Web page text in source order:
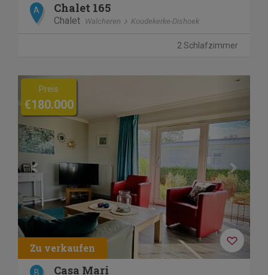
A Chalet 165
Chalet Walcheren Koudekerke-Dishoek
2 Schlafzimmer
Previous Next
Preis
€180.000
B Casa Mari